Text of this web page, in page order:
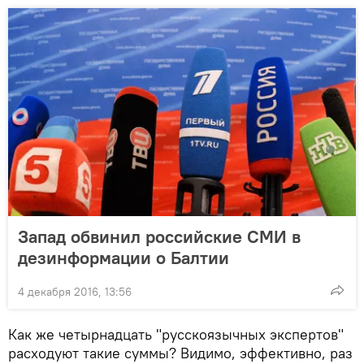
Запад обвинил российские СМИ в
дезинформации о Балтии
4 декабря 2016, 13:56
Как же четырнадцать "русскоязычных экспертов"
расходуют такие суммы? Видимо, эффективно, раз